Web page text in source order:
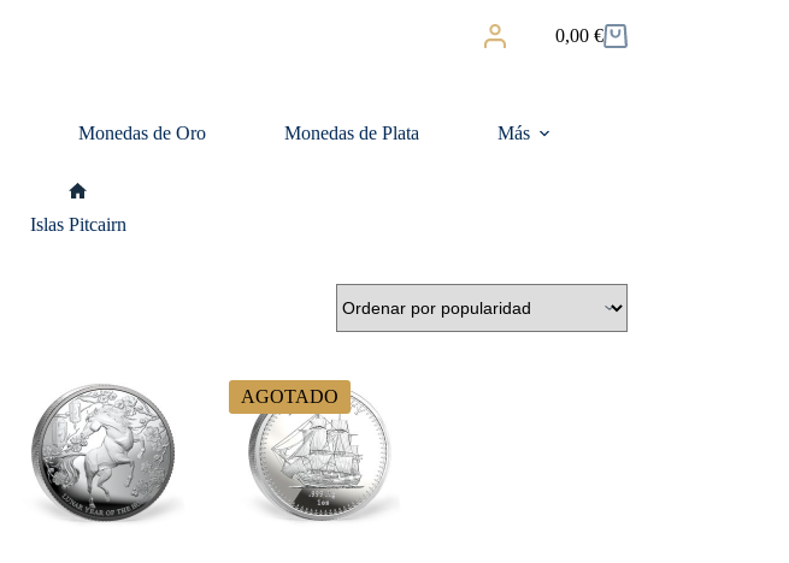
Carro
0,00 €
Monedas de Oro Monedas de Plata Más
Islas Pitcairn
AGOTADO